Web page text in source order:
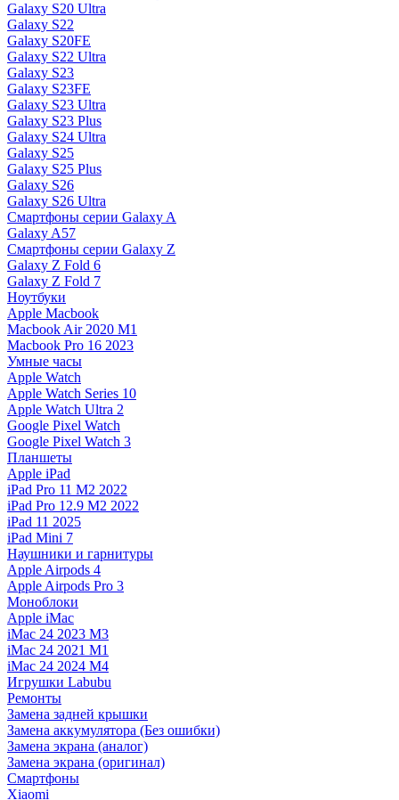
Galaxy S20 Ultra
Galaxy S22
Galaxy S20FE
Galaxy S22 Ultra
Galaxy S23
Galaxy S23FE
Galaxy S23 Ultra
Galaxy S23 Plus
Galaxy S24 Ultra
Galaxy S25
Galaxy S25 Plus
Galaxy S26
Galaxy S26 Ultra
Смартфоны серии Galaxy A
Galaxy A57
Смартфоны серии Galaxy Z
Galaxy Z Fold 6
Galaxy Z Fold 7
Ноутбуки
Apple Macbook
Macbook Air 2020 M1
Macbook Pro 16 2023
Умные часы
Apple Watch
Apple Watch Series 10
Apple Watch Ultra 2
Google Pixel Watch
Google Pixel Watch 3
Планшеты
Apple iPad
iPad Pro 11 M2 2022
iPad Pro 12.9 M2 2022
iPad 11 2025
iPad Mini 7
Наушники и гарнитуры
Apple Airpods 4
Apple Airpods Pro 3
Моноблоки
Apple iMac
iMac 24 2023 M3
iMac 24 2021 M1
iMac 24 2024 M4
Игрушки Labubu
Ремонты
Замена задней крышки
Замена аккумулятора (Без ошибки)
Замена экрана (аналог)
Замена экрана (оригинал)
Смартфоны
Xiaomi